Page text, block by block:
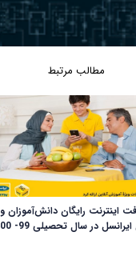
مطالب مرتبط
اینترنت رایگان دانش‌آموزان و
در سال تحصیلی 99- 1400